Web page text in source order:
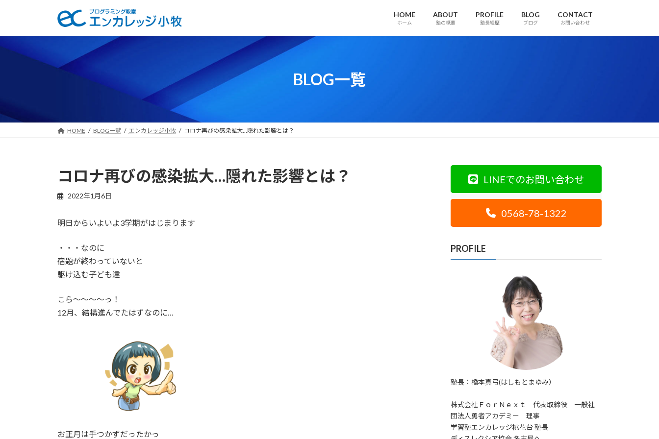
プ
動
HOME
ホーム
ABOUT
塾の概要
PROFILE
塾長経歴
BLOG
ブログ
CONTACT
お問い合わせ
BLOG一覧
HOME BLOG一覧 エンカレッジ小牧 コロナ再びの感染拡大…隠れた影響とは？
コロナ再びの感染拡大…隠れた影響とは？
2022年1月6日
明日からいよいよ3学期がはじまります
・・・なのに
宿題が終わっていないと
駆け込む子ども達
こら～～～～っ！
12月、結構進んでたはずなのに…
お正月は手つかずだったかっ
LINEでのお問い合わせ
0568-78-1322
PROFILE
塾長：橋本真弓(はしもとまゆみ）
株式会社ＦｏｒＮｅｘｔ 代表取締役 一般社
団法人勇者アカデミー 理事
学習塾エンカレッジ桃花台 塾長